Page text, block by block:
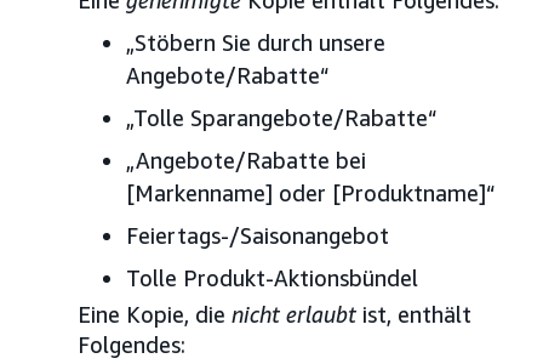
„Stöbern Sie durch unsere
Angebote/Rabatte“
„Tolle Sparangebote/Rabatte“
„Angebote/Rabatte bei
[Markenname] oder [Produktname]“
Feiertags-/Saisonangebot
Tolle Produkt-Aktionsbündel
Eine Kopie, die nicht erlaubt ist, enthält
Folgendes: